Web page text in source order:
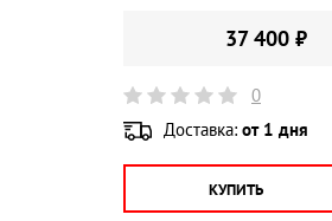
37 400 ₽
0
Доставка: от 1 дня
КУПИТЬ